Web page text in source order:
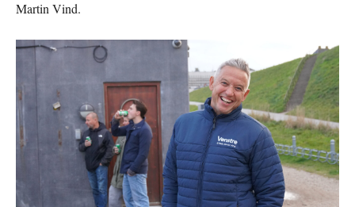
Martin Vind.